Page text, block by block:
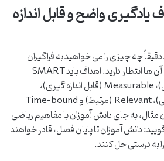
یادگیری واضح و قابل اندازه
دقیقاً چه چیزی را می خواهید به فراگیران
بیاموزید و چه نتیجه ای را از آن ها انتظار دارید. اهداف باید SMART
باشند: Specific (مشخص)، Measurable (قابل اندازه گیری)،
Achievable (دست یافتنی)، Relevant (مرتبط) و Time-bound
به جای دانش آموزان با مفاهیم ریاضی
دانش آموزان تا پایان فصل، قادر خواهند